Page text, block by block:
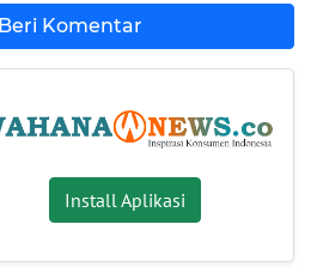
Beri Komentar
Install Aplikasi